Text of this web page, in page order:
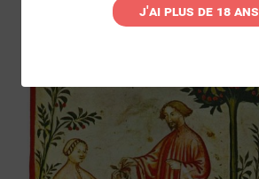
J'ai plus de 18 ans